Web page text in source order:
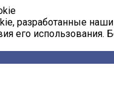
разработанные
его